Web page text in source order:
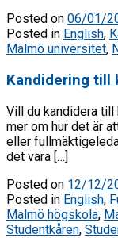
Posted on 06/01/
Posted in English,
Malmö universitet,
Kandidering till
Vill du kandidera
mer om hur det är
eller
det vara […]
Posted on 12/12/
Posted in English,
Malmö högskola,
Studentkåren,